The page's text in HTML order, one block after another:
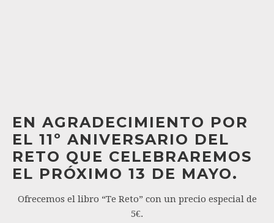
EN AGRADECIMIENTO POR
EL 11º ANIVERSARIO DEL
RETO QUE CELEBRAREMOS
EL PRÓXIMO 13 DE MAYO.
Ofrecemos el libro “Te Reto” con un precio especial de
5€.